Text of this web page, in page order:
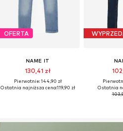
OFERTA
NAME IT
130,41 zł
Pierwotnie: 144,90 zł
Ostatnia najniższa cena:119,90 zł
Ostatnia